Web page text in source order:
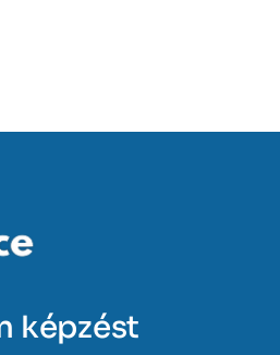
képzést